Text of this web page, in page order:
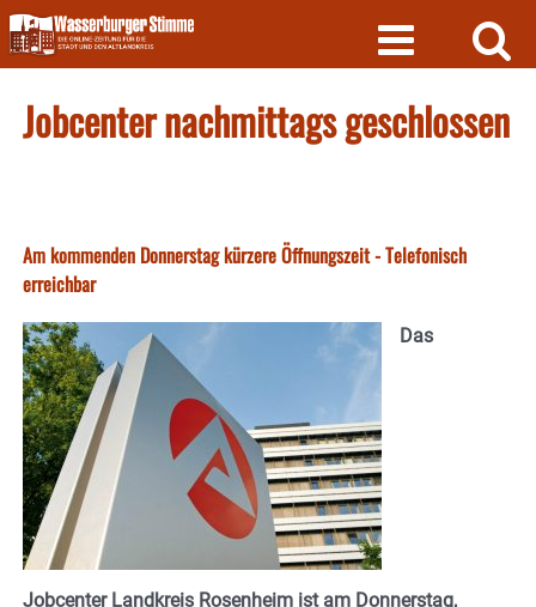
Skip
to
content
Jobcenter nachmittags geschlossen
Am kommenden Donnerstag kürzere Öffnungszeit - Telefonisch
erreichbar
Das
Jobcenter Landkreis Rosenheim ist am Donnerstag,